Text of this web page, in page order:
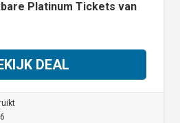
Platinum Tickets van
DEAL